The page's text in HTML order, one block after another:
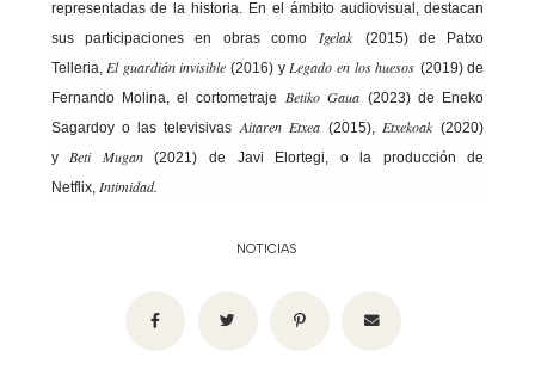
representadas de la historia. En el ámbito audiovisual, destacan
sus participaciones en obras como Igelak (2015) de Patxo
Telleria,El guardián invisible (2016) yLegado en los huesos (2019) de
Fernando Molina, el cortometraje
Betiko Gaua (2023) de Eneko
Sagardoy o las televisivasAitaren Etxea (2015),Etxekoak(2020)
yBeti Mugan(2021) de Javi Elortegi, o la producción de
Netflix, Intimidad.
NOTICIAS